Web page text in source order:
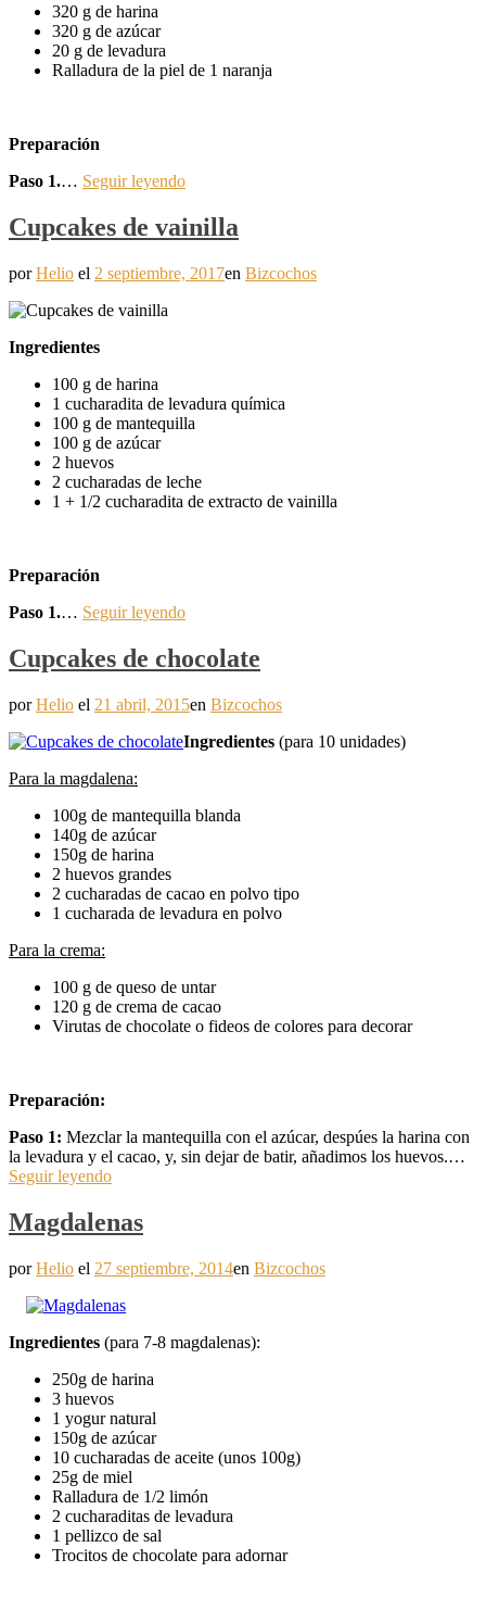
320 g de harina
320 g de azúcar
20 g de levadura
Ralladura de la piel de 1 naranja
Preparación
Paso 1.… Seguir leyendo
Cupcakes de vainilla
porHelio el 2 septiembre, 2017en Bizcochos
Ingredientes
100 g de harina
1 cucharadita de levadura química
100 g de mantequilla
100 g de azúcar
2 huevos
2 cucharadas de leche
1 + 1/2 cucharadita de extracto de vainilla
Preparación
Paso 1.… Seguir leyendo
Cupcakes de chocolate
porHelio el 21 abril, 2015en Bizcochos
Ingredientes (para 10 unidades)
Para la magdalena:
100g de mantequilla blanda
140g de azúcar
150g de harina
2 huevos grandes
2 cucharadas de cacao en polvo tipo
1 cucharada de levadura en polvo
Para la crema:
100 g de queso de untar
120 g de crema de cacao
Virutas de chocolate o fideos de colores para decorar
Preparación:
Paso 1: Mezclar la mantequilla con el azúcar, despúes la harina con
la levadura y el cacao, y, sin dejar de batir, añadimos los huevos.…
Seguir leyendo
Magdalenas
porHelio el 27 septiembre, 2014en Bizcochos
Ingredientes (para 7-8 magdalenas):
250g de harina
3 huevos
1 yogur natural
150g de azúcar
10 cucharadas de aceite (unos 100g)
25g de miel
Ralladura de 1/2 limón
2 cucharaditas de levadura
1 pellizco de sal
Trocitos de chocolate para adornar